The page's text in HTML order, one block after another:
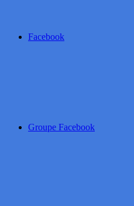
Facebook
Groupe Facebook